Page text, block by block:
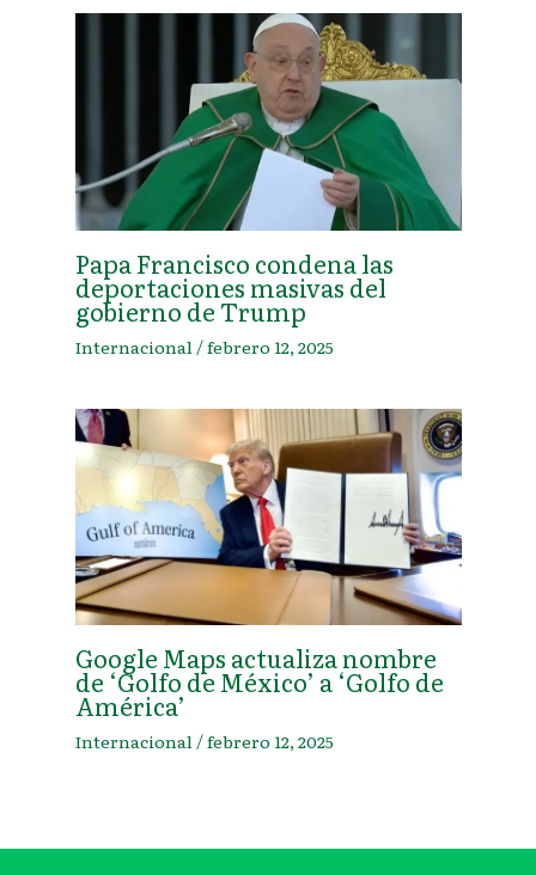
Papa Francisco condena las
deportaciones masivas del
gobierno de Trump
Internacional /febrero 12, 2025
Google Maps actualiza nombre
de ‘Golfo de México’ a ‘Golfo de
América’
Internacional/febrero 12, 2025